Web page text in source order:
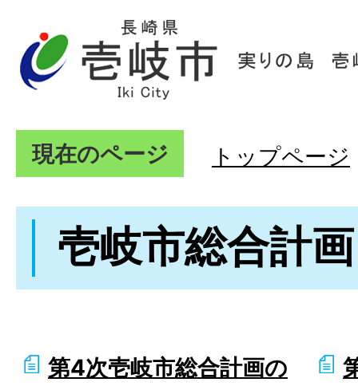
現在のページ トップページ
壱岐市総合計画
第4次壱岐市総合計画の